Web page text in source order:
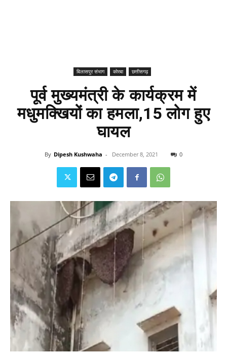
बिलासपुर संभाग कोरबा छत्तीसगढ़
पूर्व मुख्यमंत्री के कार्यक्रम में
मधुमक्खियों का हमला,15 लोग हुए
घायल
By Dipesh Kushwaha - December 8, 2021 0